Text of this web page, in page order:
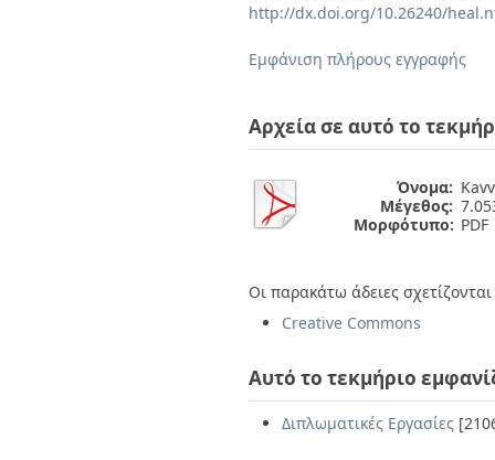
http://dx.doi.org/10.26240/
Εμφάνιση πλήρους εγγραφής
Αρχεία σε αυτό το
Όνομα:
Μέγεθος:
Μορφότυπο: PDF
Οι παρακάτω άδειες
Creative Commons
Αυτό το τεκμήριο
Διπλωματικές Εργασίες